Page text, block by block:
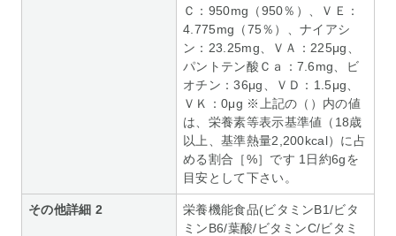
Ｃ：950mg（950％）、ＶＥ：
4.775mg（75％）、ナイアシ
ン：23.25mg、ＶＡ：225μg、
パントテン酸Ｃａ：7.6mg、ビ
オチン：36μg、ＶＤ：1.5μg、
ＶＫ：0μg ※上記の（）内の値
は、栄養素等表示基準値（18歳
以上、基準熱量2,200kcal）に占
める割合［%］です 1日約6gを
目安として下さい。
その他詳細 2
栄養機能食品(ビタミンB1/ビタ
ミンB6/葉酸/ビタミンC/ビタミ